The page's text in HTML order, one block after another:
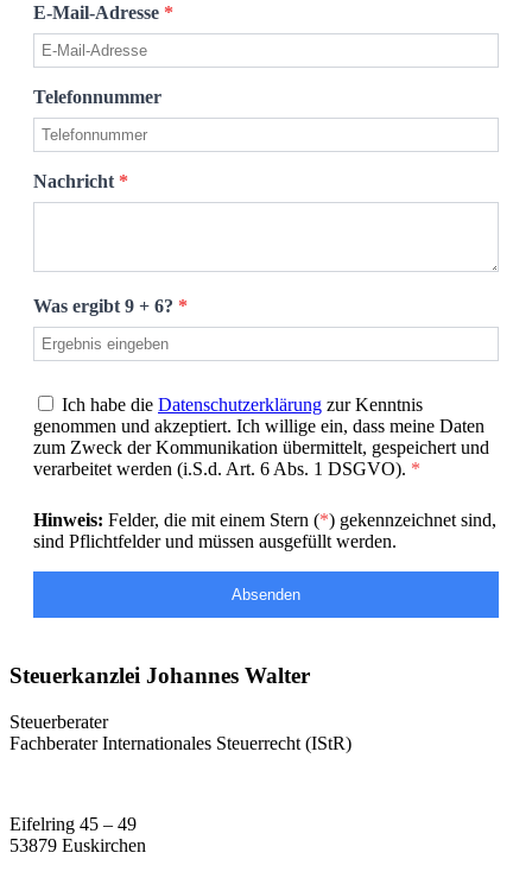
E-Mail-Adresse *
Telefonnummer
Nachricht *
Was ergibt 9 + 6? *
Ich habe die Datenschutzerklärung zur Kenntnis
genommen und akzeptiert. Ich willige ein, dass meine Daten
zum Zweck der Kommunikation übermittelt, gespeichert und
verarbeitet werden (i.S.d. Art. 6 Abs. 1 DSGVO). *
Hinweis: Felder, die mit einem Stern (*) gekennzeichnet sind,
sind Pflichtfelder und müssen ausgefüllt werden.
Absenden
Steuerkanzlei Johannes Walter
Steuerberater
Fachberater Internationales Steuerrecht (IStR)
Eifelring 45 – 49
53879 Euskirchen